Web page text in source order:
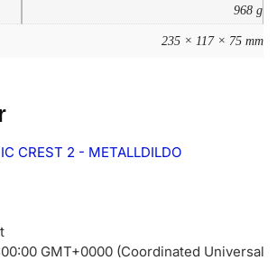
968 g
235 × 117 × 75 mm
CREST 2 - METALLDILDO
GMT+0000 (Coordinated Universal